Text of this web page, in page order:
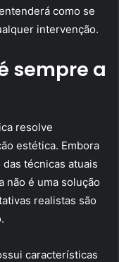
como se
intervenção.
sempre a
resolve
estética. Embora
técnicas atuais
não é uma solução
realistas são
características